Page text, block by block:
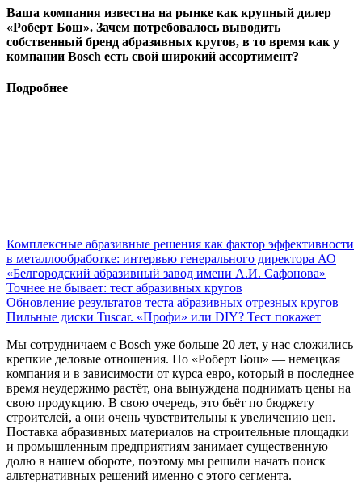
Ваша компания известна на рынке как крупный дилер
«Роберт Бош». Зачем потребовалось выводить
собственный бренд абразивных кругов, в то время как у
компании Bosch есть свой широкий ассортимент?
Подробнее
Комплексные абразивные решения как фактор эффективности
в металлообработке: интервью генерального директора АО
«Белгородский абразивный завод имени А.И. Сафонова»
Точнее не бывает: тест абразивных кругов
Обновление результатов теста абразивных отрезных кругов
Пильные диски Tuscar. «Профи» или DIY? Тест покажет
Мы сотрудничаем с Bosch уже больше 20 лет, у нас сложились
крепкие деловые отношения. Но «Роберт Бош» — немецкая
компания и в зависимости от курса евро, который в последнее
время неудержимо растёт, она вынуждена поднимать цены на
свою продукцию. В свою очередь, это бьёт по бюджету
строителей, а они очень чувствительны к увеличению цен.
Поставка абразивных материалов на строительные площадки
и про­мышленным предприятиям занимает существенную
долю в нашем обороте, поэтому мы решили начать поиск
альтернативных решений именно с этого сегмента.